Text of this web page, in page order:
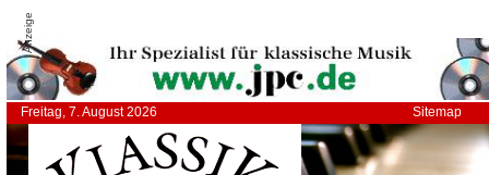
Anzeige
Freitag, 7. August 2026 Sitemap